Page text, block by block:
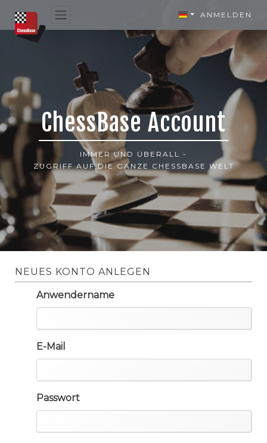
ANMELDEN
ChessBase Account
IMMER UND ÜBERALL -
ZUGRIFF AUF DIE GANZE CHESSBASE WELT
NEUES KONTO ANLEGEN
Anwendername
E-Mail
Passwort